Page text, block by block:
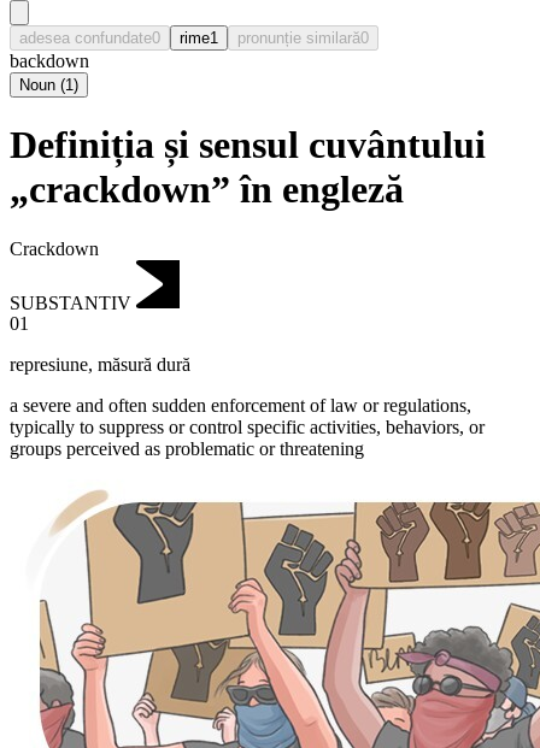
adesea confundate0 rime1 pronunție similară0
backdown
Noun (1)
Definiția și sensul cuvântului
„crackdown” în engleză
Crackdown
SUBSTANTIV
01
represiune, măsură dură
a severe and often sudden enforcement of law or regulations,
typically to suppress or control specific activities, behaviors, or
groups perceived as problematic or threatening